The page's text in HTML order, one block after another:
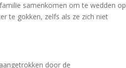
samenkomen om te wedden op
te gokken, zelfs als ze zich niet
door de